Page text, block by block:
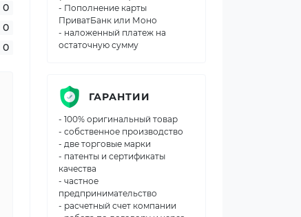
0
0
0
- Пополнение карты
ПриватБанк или Моно
- наложенный платеж на
остаточную сумму
ГАРАНТИИ
- 100% оригинальный товар
- собственное производство
- две торговые марки
- патенты и сертификаты
качества
- частное
предпринимательство
- расчетный счет компании